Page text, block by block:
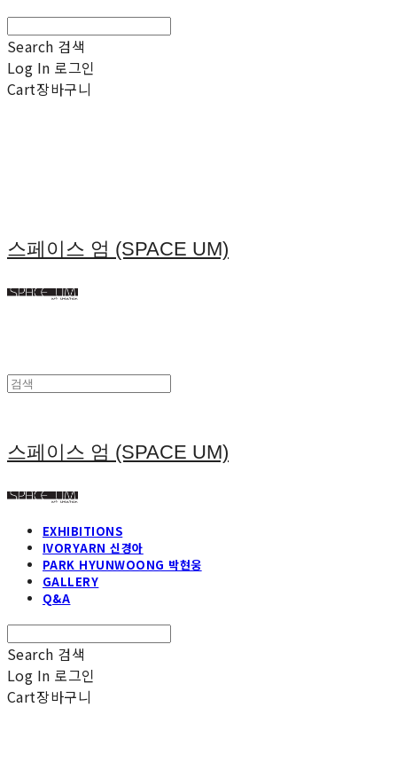
Search 검색
Log In 로그인
Cart장바구니
스페이스 엄 (SPACE UM)
스페이스 엄 (SPACE UM)
EXHIBITIONS
IVORYARN 신경아
PARK HYUNWOONG 박현웅
GALLERY
Q&A
Search 검색
Log In 로그인
Cart장바구니